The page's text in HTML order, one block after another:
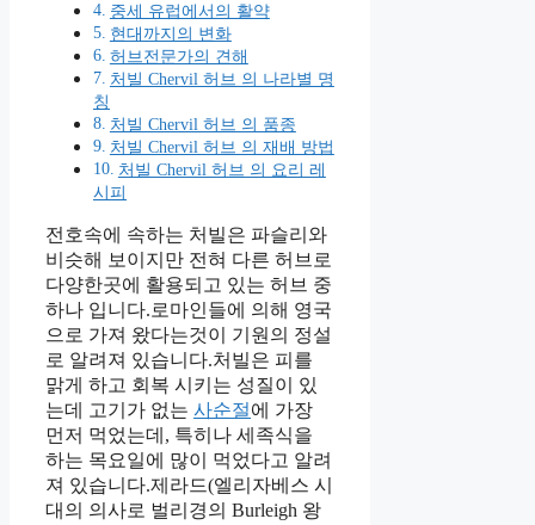
중세 유럽에서의 활약
현대까지의 변화
허브전문가의 견해
처빌 Chervil 허브 의 나라별 명
칭
처빌 Chervil 허브 의 품종
처빌 Chervil 허브 의 재배 방법
처빌 Chervil 허브 의 요리 레
시피
전호속에 속하는 처빌은 파슬리와
비슷해 보이지만 전혀 다른 허브로
다양한곳에 활용되고 있는 허브 중
하나 입니다.로마인들에 의해 영국
으로 가져 왔다는것이 기원의 정설
로 알려져 있습니다.처빌은 피를
맑게 하고 회복 시키는 성질이 있
는데 고기가 없는 사순절에 가장
먼저 먹었는데, 특히나 세족식을
하는 목요일에 많이 먹었다고 알려
져 있습니다.제라드(엘리자베스 시
대의 의사로 벌리경의 Burleigh 왕